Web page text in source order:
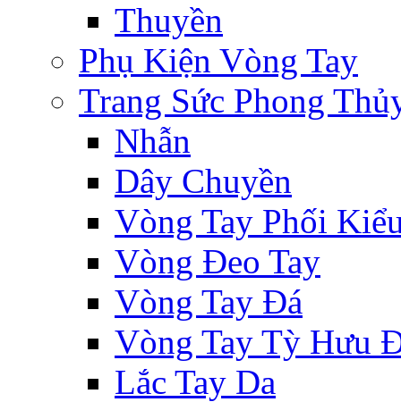
Thuyền
Phụ Kiện Vòng Tay
Trang Sức Phong
Nhẫn
Dây Chuyền
Vòng Tay Phối
Vòng Đeo Tay
Vòng Tay Đá
Vòng Tay Tỳ Hưu
Lắc Tay Da